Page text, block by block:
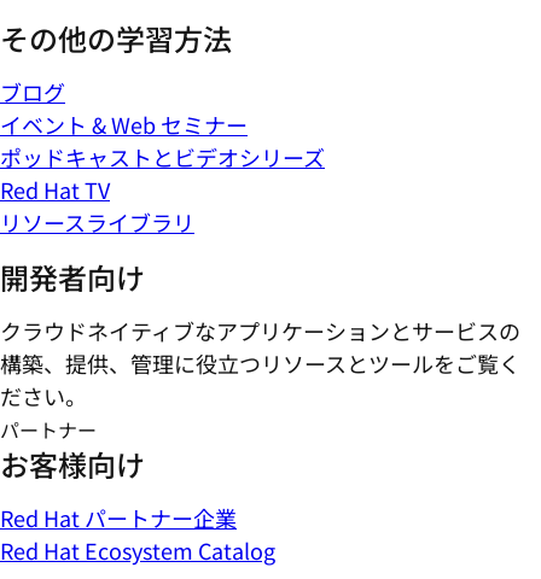
その他の学習方法
ブログ
イベント & Web セミナー
ポッドキャストとビデオシリーズ
Red Hat TV
リソースライブラリ
開発者向け
クラウドネイティブなアプリケーションとサービスの
構築、提供、管理に役立つリソースとツールをご覧く
ださい。
パートナー
お客様向け
Red Hat パートナー企業
Red Hat Ecosystem Catalog